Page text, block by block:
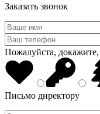
Заказать звонок
Пожалуйста,
Письмо директору